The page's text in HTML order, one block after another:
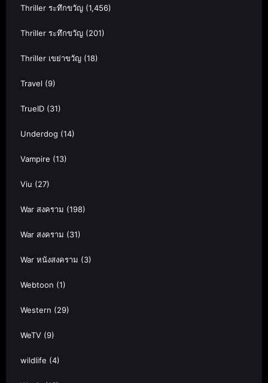
Thriller ระทึกขวัญ (1,456)
Thriller ระทึกขวัญ (201)
Thriller เขย่าขวัญ (18)
Travel (9)
TrueID (31)
Underdog (14)
Vampire (13)
Viu (27)
War สงคราม (198)
War สงคราม (31)
War หนังสงคราม (3)
Webtoon (1)
Western (29)
WeTV (9)
wildlife (4)